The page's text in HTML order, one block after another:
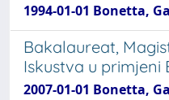
1994-01-01 Bonetta,
Bakalaureat,
Iskustva u primjeni
2007-01-01 Bonetta,